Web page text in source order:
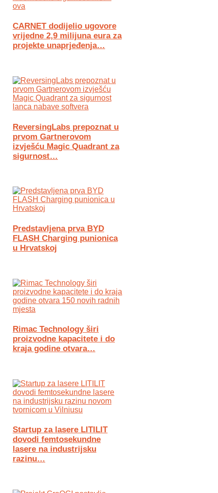
CARNET dodijelio ugovore
vrijedne 2,9 milijuna eura za
projekte unaprjeđenja…
ReversingLabs prepoznat u
prvom Gartnerovom
izvješću Magic Quadrant za
sigurnost…
Predstavljena prva BYD
FLASH Charging punionica
u Hrvatskoj
Rimac Technology širi
proizvodne kapacitete i do
kraja godine otvara…
Startup za lasere LITILIT
dovodi femtosekundne
lasere na industrijsku
razinu…